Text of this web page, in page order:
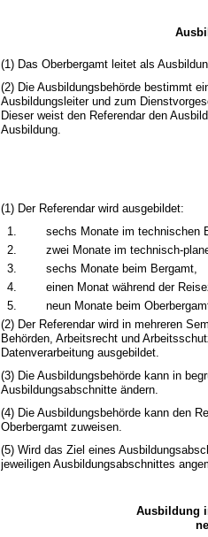
(1) Das Oberbergamt leitet als
(2) Die Ausbildungsbehörde bestimmt
Ausbildungsleiter und zum
Dieser weist den Referendar den
Ausbildung.
(1) Der Referendar wird ausgebildet:
1.
sechs Monate im technischen
2.
zwei Monate im technisch-
3.
sechs Monate beim Bergamt,
4.
einen Monat während der
5.
neun Monate beim
(2) Der Referendar wird in mehreren
Behörden, Arbeitsrecht und
Datenverarbeitung ausgebildet.
(3) Die Ausbildungsbehörde kann in
Ausbildungsabschnitte ändern.
(4) Die Ausbildungsbehörde kann den
Oberbergamt zuweisen.
(5) Wird das Ziel eines
jeweiligen Ausbildungsabschnittes
Ausbildung